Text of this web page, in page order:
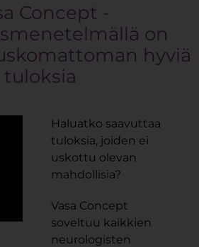
Concept -
on
hyviä
tuloksia​
Haluatko saavuttaa
tuloksia, joiden ei
uskottu olevan
mahdollisia?
Vasa Concept
soveltuu kaikkien
neurologisten